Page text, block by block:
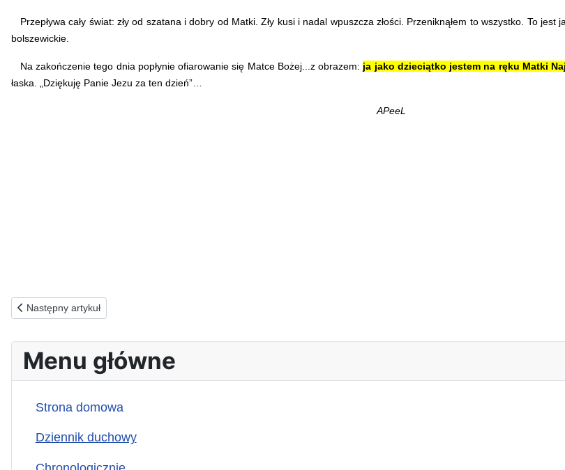
Przepływa cały świat: zły od szatana i dobry od Matki. Zły kusi i nadal wpuszcza złości. Przeniknąłem to wszystko. To
bolszewickie.
Na zakończenie tego dnia popłynie ofiarowanie się Matce Bożej...z obrazem: ja jako dzieciątko jestem na ręku Matki
łaska.
„Dziękuję Panie Jezu za ten dzień”…
APeeL
Poprzednia strona: 13.12.1992(n) W INTENCJI INTERNOWANYCH W STANIE WOJENNYM
Następny artykuł
Menu główne
Strona domowa
Dziennik duchowy